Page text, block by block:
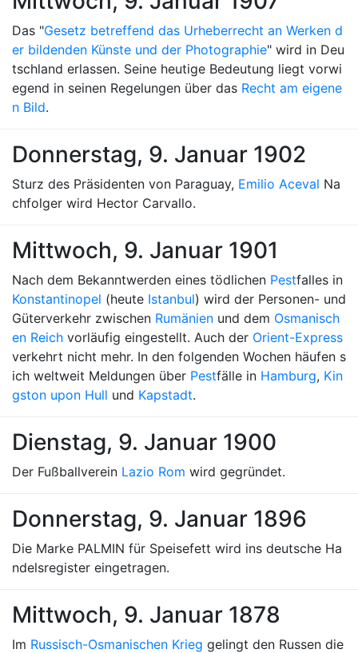
Das "Gesetz betreffend das Urheberrecht an Werken d
er bildenden Künste und der Photographie" wird in Deu
tschland erlassen. Seine heutige Bedeutung liegt vorwi
egend in seinen Regelungen über das Recht am eigene
n Bild.
Donnerstag, 9. Januar 1902
Sturz des Präsidenten von Paraguay, Emilio Aceval Na
chfolger wird Hector Carvallo.
Mittwoch, 9. Januar 1901
Nach dem Bekanntwerden eines tödlichen Pestfalles in
Konstantinopel (heute Istanbul) wird der Personen- und
Güterverkehr zwischen Rumänien und dem Osmanisch
en Reich vorläufig eingestellt. Auch der Orient-Express
verkehrt nicht mehr. In den folgenden Wochen häufen s
ich weltweit Meldungen über Pestfälle in Hamburg, Kin
gston upon Hull und Kapstadt.
Dienstag, 9. Januar 1900
Der Fußballverein Lazio Rom wird gegründet.
Donnerstag, 9. Januar 1896
Die Marke PALMIN für Speisefett wird ins deutsche Ha
ndelsregister eingetragen.
Mittwoch, 9. Januar 1878
Im Russisch-Osmanischen Krieg gelingt den Russen die